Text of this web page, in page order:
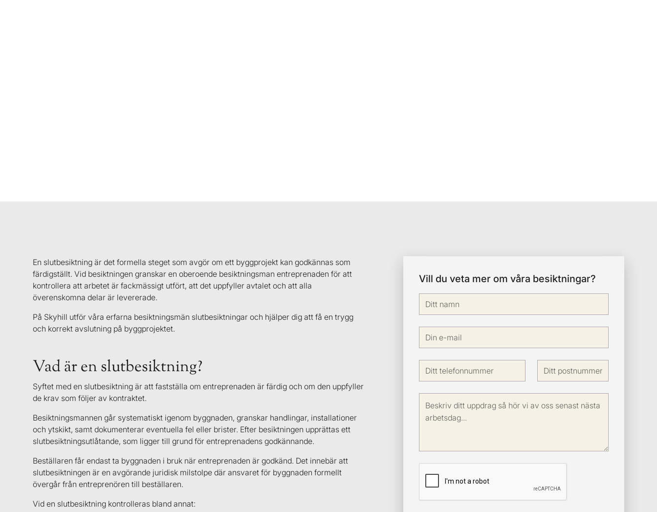
En slutbesiktning är det formella steget som avgör om ett byggprojekt kan godkännas som
färdigställt. Vid besiktningen granskar en oberoende besiktningsman entreprenaden för att
kontrollera att arbetet är fackmässigt utfört, att det uppfyller avtalet och att alla
överenskomna delar är levererade.
På Skyhill utför våra erfarna besiktningsmän slutbesiktningar och hjälper dig att få en trygg
och korrekt avslutning på byggprojektet.
Vad är en slutbesiktning?
Syftet med en slutbesiktning är att fastställa om entreprenaden är färdig och om den uppfyller
de krav som följer av kontraktet.
Besiktningsmannen går systematiskt igenom byggnaden, granskar handlingar, installationer
och ytskikt, samt dokumenterar eventuella fel eller brister. Efter besiktningen upprättas ett
slutbesiktningsutlåtande, som ligger till grund för entreprenadens godkännande.
Beställaren får endast ta byggnaden i bruk när entreprenaden är godkänd. Det innebär att
slutbesiktningen är en avgörande juridisk milstolpe där ansvaret för byggnaden formellt
övergår från entreprenören till beställaren.
Vid en slutbesiktning kontrolleras bland annat:
Vill du veta mer om våra besiktningar?